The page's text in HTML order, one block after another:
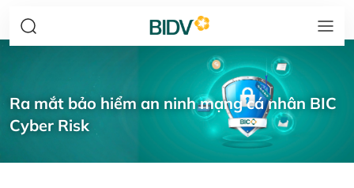
Ra mắt bảo hiểm an ninh mạng cá nhân BIC
Cyber Risk